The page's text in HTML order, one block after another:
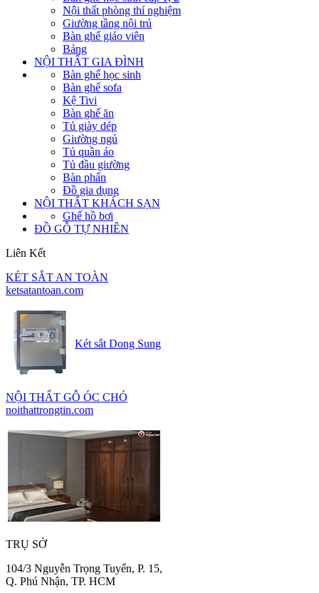
Nội thất phòng thí nghiệm
Giường tầng nội trú
Bàn ghế giáo viên
Bảng
NỘI THẤT GIA ĐÌNH
Bàn ghế học sinh
Bàn ghế sofa
Kệ Tivi
Bàn ghế ăn
Tủ giày dép
Giường ngủ
Tủ quần áo
Tủ đầu giường
Bàn phấn
Đồ gia dụng
NỘI THẤT KHÁCH SẠN
Ghế hồ bơi
ĐỒ GỖ TỰ NHIÊN
Liên Kết
KÉT SẮT AN TOÀN
ketsatantoan.com
Két sắt Dong Sung
NỘI THẤT GỖ ÓC CHÓ
noithattrongtin.com
TRỤ SỞ
104/3 Nguyễn Trọng Tuyển, P. 15,
Q. Phú Nhận, TP. HCM